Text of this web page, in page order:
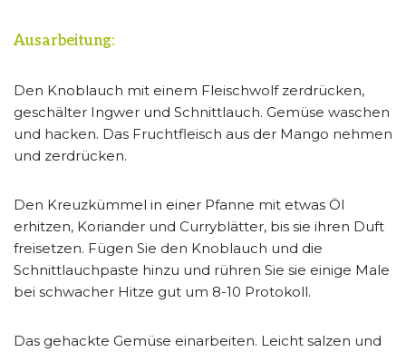
Ausarbeitung:
Den Knoblauch mit einem Fleischwolf zerdrücken,
geschälter Ingwer und Schnittlauch. Gemüse waschen
und hacken. Das Fruchtfleisch aus der Mango nehmen
und zerdrücken.
Den Kreuzkümmel in einer Pfanne mit etwas Öl
erhitzen, Koriander und Curryblätter, bis sie ihren Duft
freisetzen. Fügen Sie den Knoblauch und die
Schnittlauchpaste hinzu und rühren Sie sie einige Male
bei schwacher Hitze gut um 8-10 Protokoll.
Das gehackte Gemüse einarbeiten. Leicht salzen und